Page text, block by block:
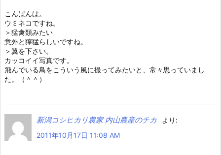
こんばんは。
ウミネコですね。
＞猛禽類みたい
意外と獰猛らしいですね。
＞翼を下さい。
カッコイイ写真です。
飛んでいる鳥をこういう風に撮ってみたいと、常々思っていまし
た。（＾＾）
新潟コシヒカリ農家 内山農産のチカ
より:
2011年10月17日 11:08 AM